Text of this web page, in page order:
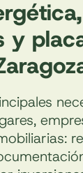
y